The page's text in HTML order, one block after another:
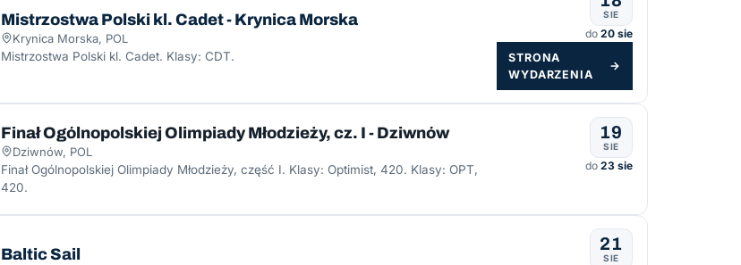
Mistrzostwa Polski kl. Cadet - Krynica Morska
Krynica Morska, POL
Mistrzostwa Polski kl. Cadet. Klasy: CDT.
SIE
do 20 sie
STRONA
WYDARZENIA
→
Finał Ogólnopolskiej Olimpiady Młodzieży, cz. I - Dziwnów
Dziwnów, POL
Finał Ogólnopolskiej Olimpiady Młodzieży, część I. Klasy: Optimist, 420. Klasy: OPT,
420.
19
SIE
do 23 sie
Baltic Sail
21
SIE